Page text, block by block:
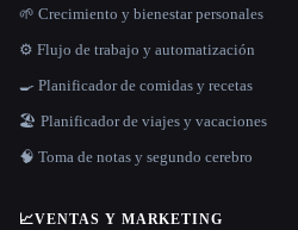
🌱 Crecimiento y bienestar personales
⚙️ Flujo de trabajo y automatización
🍳 Planificador de comidas y recetas
🏖 Planificador de viajes y vacaciones
🧠 Toma de notas y segundo cerebro
📈VENTAS Y MARKETING